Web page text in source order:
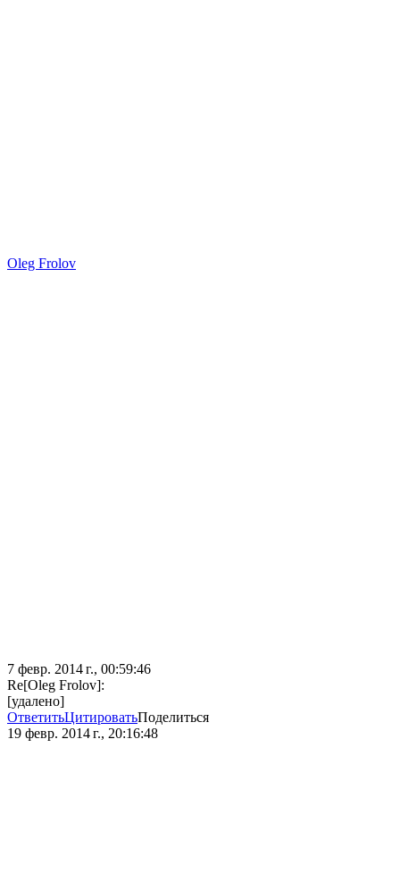
Oleg Frolov
7 февр. 2014 г., 00:59:46
Re[Oleg Frolov]:
[удалено]
ОтветитьЦитироватьПоделиться
19 февр. 2014 г., 20:16:48